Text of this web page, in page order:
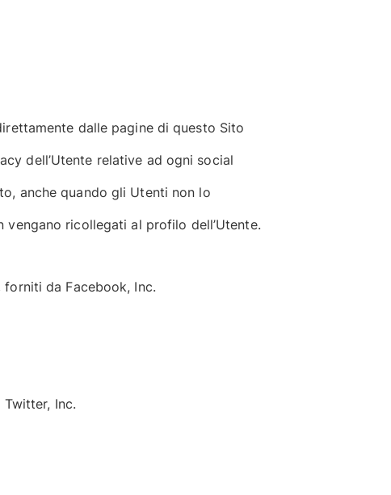
dalle pagine di questo Sito
dell’Utente relative ad ogni social
anche quando gli Utenti non lo
ricollegati al profilo dell’Utente.
da Facebook, Inc.
Inc.